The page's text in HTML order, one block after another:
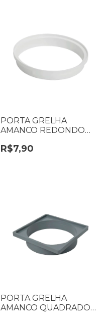
PORTA GRELHA
AMANCO REDONDO
R$7,90
PORTA GRELHA
AMANCO QUADRADO